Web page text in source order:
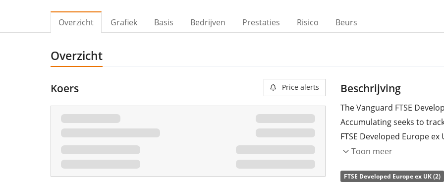
Overzicht Grafiek Basis Bedrijven Prestaties Risico Beurs
Overzicht
Koers Price alerts Beschrijving
The Vanguard FTSE
Accumulating seeks to
FTSE Developed Europe
developed countries in
The ETF'sTER(total
Toon meer
FTSE Developed Europe ex UK (2)